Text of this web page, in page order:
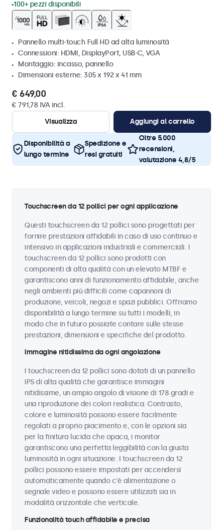
100+ pezzi disponibili
Pannello multi-touch Full HD ad alta luminosità
Connessioni: HDMI, DisplayPort, USB-C, VGA
Montaggio: incasso, pannello
Dimensioni esterne: 305 x 192 x 41 mm
€ 649,00
€ 791,78 IVA incl.
Visualizza
Aggiungi al carrello
Disponibilità a
lungo termine
Spedizione e
resi gratuiti
Oltre 5.000
recensioni,
valutazione 4,8/5
Touchscreen da 12 pollici per ogni applicazione
Questi touchscreen da 12 pollici sono progettati per
fornire prestazioni affidabili in caso di uso continuo e
intensivo in applicazioni industriali e commerciali. I
touchscreen da 12 pollici sono prodotti con
componenti di alta qualità con un elevato MTBF e
garantiscono anni di funzionamento affidabile, anche
negli ambienti più difficili come capannoni di
produzione, veicoli, negozi e spazi pubblici. Offriamo
disponibilità a lungo termine su tutti i modelli, in
modo che in futuro possiate contare sulle stesse
prestazioni, dimensioni e specifiche del prodotto.
Immagine nitidissima da ogni angolazione
I touchscreen da 12 pollici sono dotati di un pannello
IPS di alta qualità che garantisce immagini
nitidissime, un ampio angolo di visione di 178 gradi e
una riproduzione dei colori realistica. Contrasto,
colore e luminosità possono essere facilmente
regolati a proprio piacimento e, con le opzioni sia
per la finitura lucida che opaca, i monitor
garantiscono una perfetta leggibilità con la giusta
luminosità in ogni situazione. I touchscreen da 12
pollici possono essere impostati per accendersi
automaticamente quando c'è alimentazione o
segnale video e possono essere utilizzati sia in
modalità orizzontale che verticale.
Funzionalità touch affidabile e precisa